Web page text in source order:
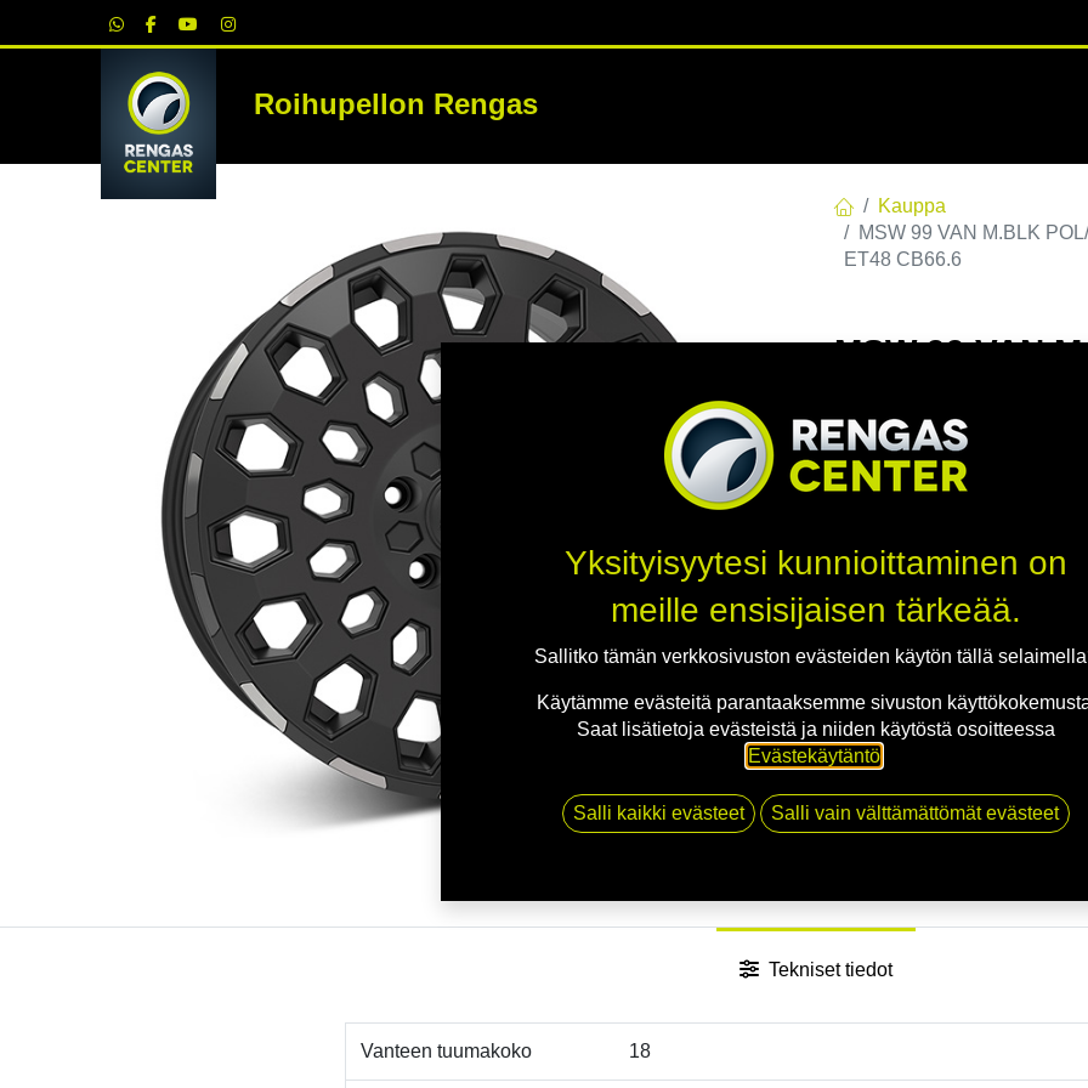
Roihupellon RengasRENKAAT
Kauppa
MSW 99 VAN M.BLK
ET48 CB66.6
MSW 99 VAN
EAN:8027529195033
Tällä tuotteella ei ole
Jaa
Toimitusehdot
Tekniset tiedot
Vanteen tuumakoko 18
Yksityisyytesi kunnioittaminen on
meille ensisijaisen tärkeää.
Sallitko tämän verkkosivuston evästeiden käytön tällä
Käytämme evästeitä parantaaksemme sivuston
Saat lisätietoja evästeistä ja niiden käytöstä osoitteessa
Evästekäytäntö.
Salli kaikki evästeet Salli vain välttämättömät evästeet